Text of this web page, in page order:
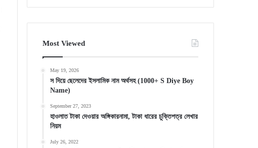
Most Viewed
May 19, 2026
স দিয়ে ছেলেদের ইসলামিক নাম অর্থসহ (1000+ S Diye Boy
Name)
September 27, 2023
হাওলাত টাকা দেওয়ার অঙ্গিকারনামা, টাকা ধারের চুক্তিপত্র লেখার
নিয়ম
July 26, 2022